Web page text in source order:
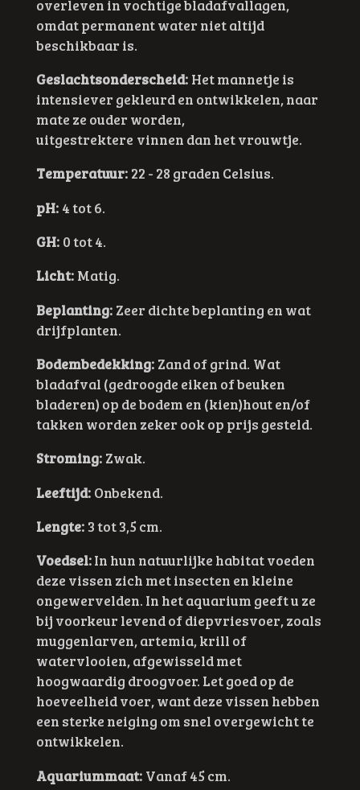
overleven in vochtige bladafvallagen,
omdat permanent water niet altijd
beschikbaar is.
Geslachtsonderscheid: Het mannetje is
intensiever gekleurd en ontwikkelen, naar
mate ze ouder worden,
uitgestrektere vinnen dan het vrouwtje.
Temperatuur:22 - 28 graden Celsius.
pH: 4 tot 6.
GH:0 tot 4.
Licht:Matig.
Beplanting:Zeer dichte beplanting en wat
drijfplanten.
Bodembedekking:Zand of grind. Wat
bladafval (gedroogde eiken of beuken
bladeren) op de bodem en (kien)hout en/of
takken worden zeker ook op prijs gesteld.
Stroming:Zwak.
Leeftijd: Onbekend.
Lengte: 3 tot 3,5 cm.
Voedsel:In hun natuurlijke habitat voeden
deze vissen zich met insecten en kleine
ongewervelden. In het aquarium geeft u ze
bij voorkeur levend of diepvriesvoer, zoals
muggenlarven, artemia, krill of
watervlooien, afgewisseld met
hoogwaardig droogvoer. Let goed op de
hoeveelheid voer, want deze vissen hebben
een sterke neiging om snel overgewicht te
ontwikkelen.
Aquariummaat: Vanaf 45 cm.